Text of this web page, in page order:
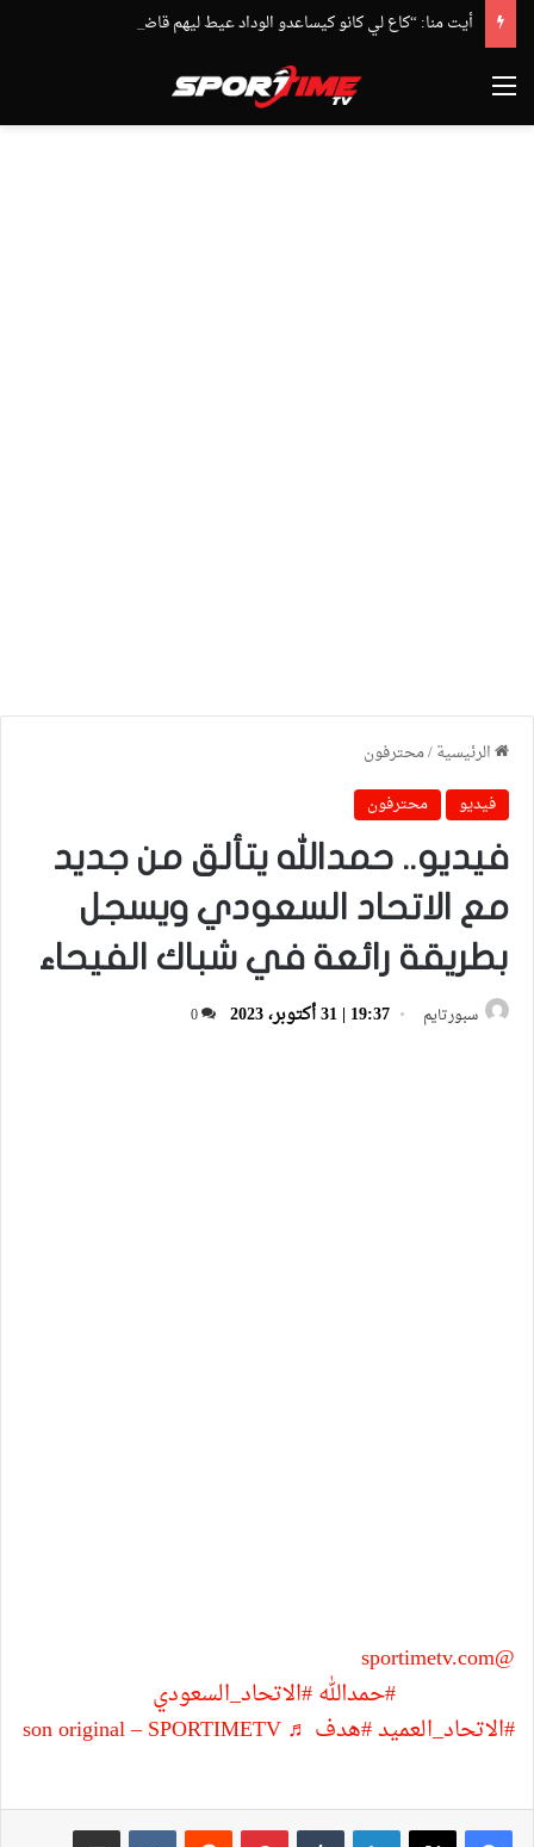
القائمة
الرئيسية/محترفون
فيديو
محترفون
فيديو.. حمدالله يتألق من جديد
مع الاتحاد السعودي ويسجل
بطريقة رائعة في شباك الفيحاء
سبورتايم 19:37 | 31 أكتوبر، 2023 0
@sportimetv.com
#حمدالله#الاتحاد_السعودي
#الاتحاد_العميد#هدف ♬ son original – SPORTIMETV
لينكدإن بينتيريست
مشاركة عبر البريد